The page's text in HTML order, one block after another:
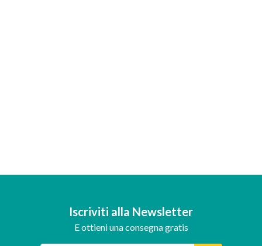
Iscriviti alla Newsletter
E ottieni una consegna gratis